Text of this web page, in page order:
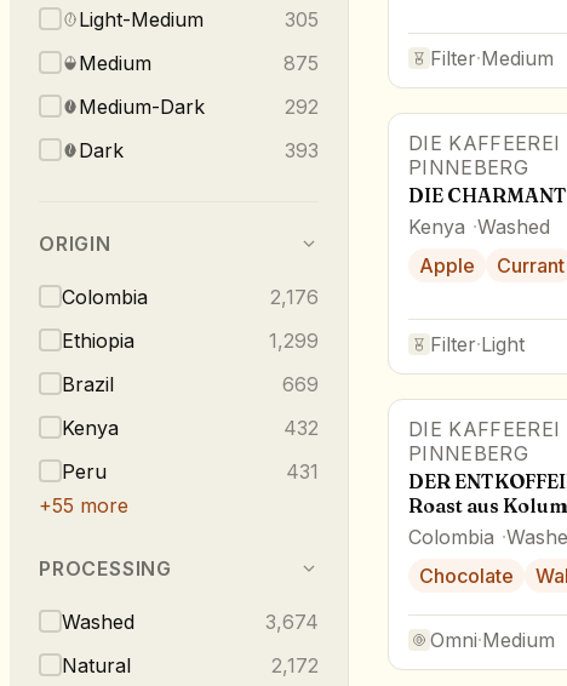
Light-Medium
305
Medium
875
Medium-Dark
292
Dark
393
ORIGIN
Colombia
2,176
Ethiopia
1,299
Brazil
669
Kenya
432
Peru
431
+55 more
PROCESSING
Washed
3,674
Natural
2,172
Filter·Medium
DIE KAFFEEREI
PINNEBERG
DIE
Kenya Washed
Apple
Currant
Filter·Light
DIE KAFFEEREI
PINNEBERG
DER
Roast aus
Colombia
Chocolate
Omni·Medium